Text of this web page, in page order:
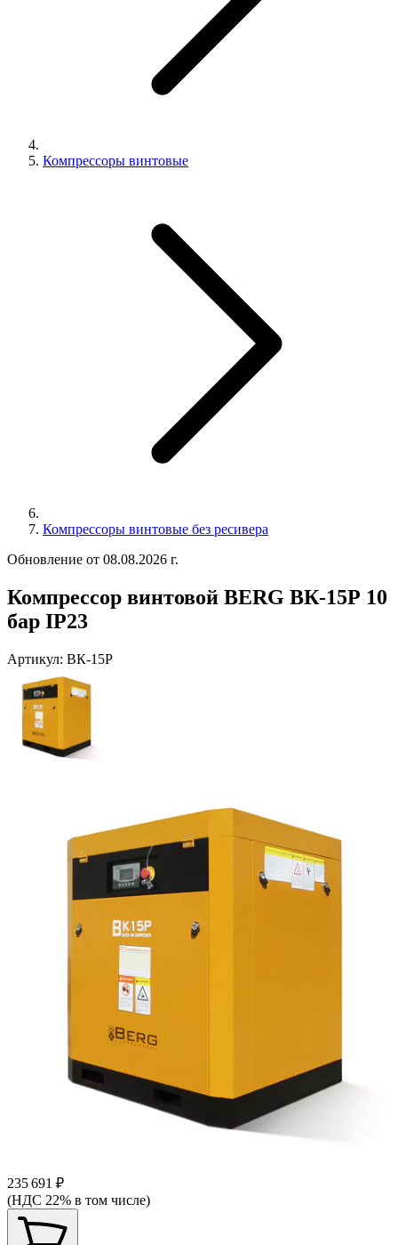
Компрессоры винтовые
Компрессоры винтовые без ресивера
Обновление от 08.08.2026 г.
Компрессор винтовой BERG ВК-15Р 10
бар IP23
Артикул: ВК-15Р
235 691 ₽
(НДС 22% в том числе)